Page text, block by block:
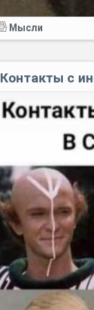
Мысли
Контакты с